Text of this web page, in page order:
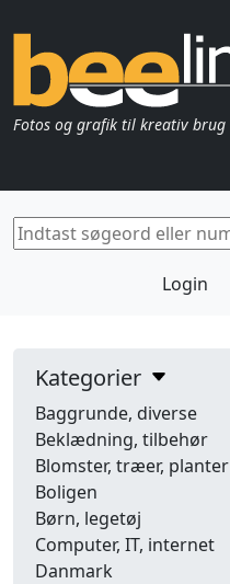
Fotos og grafik til kreativ brug
Login
Kategorier
Baggrunde, diverse
Beklædning, tilbehør
Blomster, træer, planter
Boligen
Børn, legetøj
Computer, IT, internet
Danmark